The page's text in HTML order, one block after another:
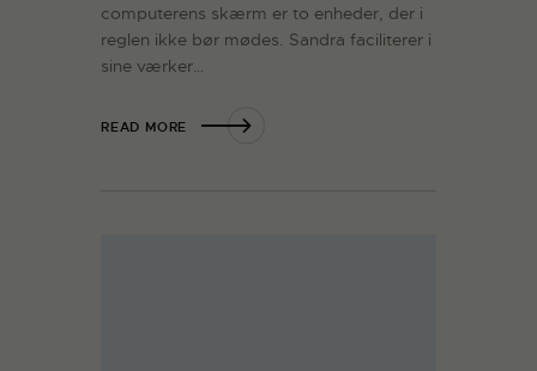
computerens skærm er to enheder, der i
reglen ikke bør mødes. Sandra faciliterer i
sine værker…
READ MORE